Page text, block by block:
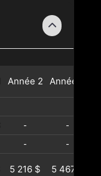
Année 2 Année
-
-
-
-
5 216 $ 5 467 $